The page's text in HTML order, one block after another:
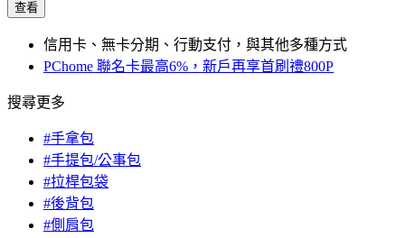
查看
信用卡、無卡分期、行動支付，與其他多種方式
PChome 聯名卡最高6%，新戶再享首刷禮800P
搜尋更多
#手拿包
#手提包/公事包
#拉桿包袋
#後背包
#側肩包